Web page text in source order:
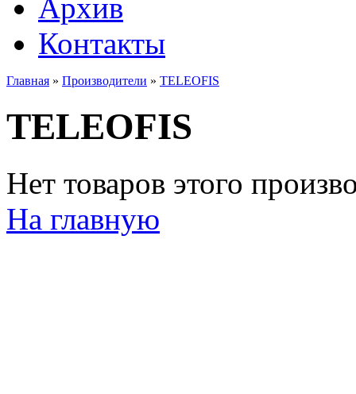
Архив
Контакты
Главная » Производители » TELEOFIS
TELEOFIS
Нет товаров этого
На главную